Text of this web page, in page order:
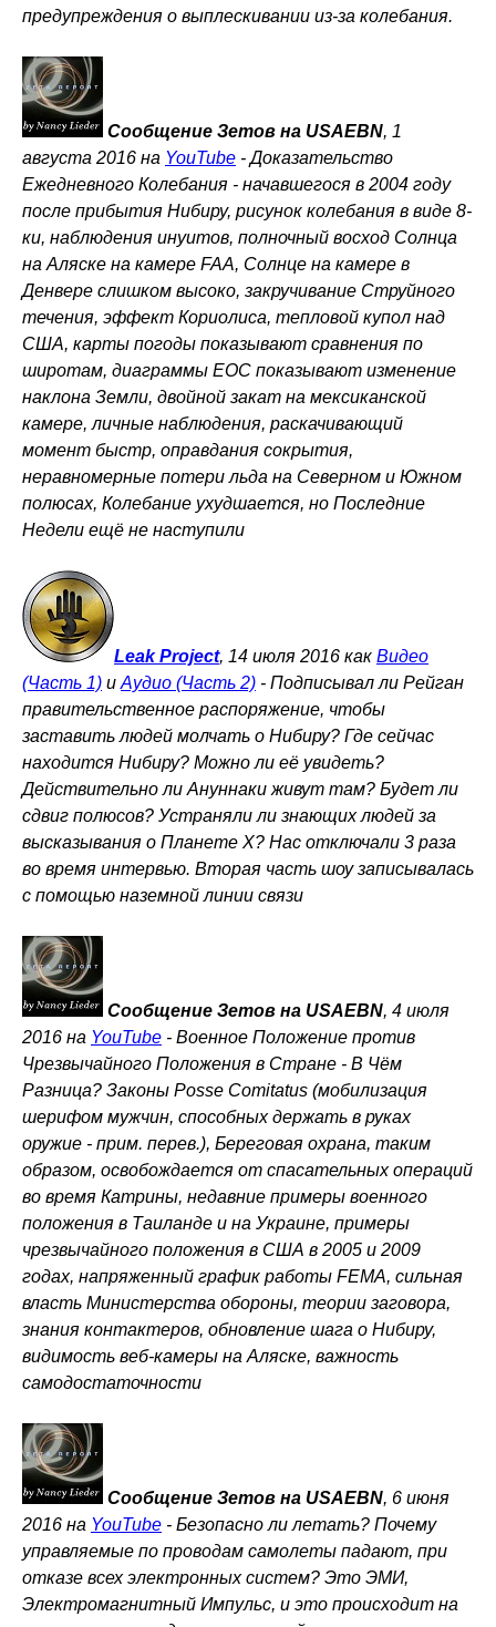
предупреждения о выплескивании из-за колебания.
Сообщение Зетов на USAEBN, 1
августа 2016 на YouTube -Доказательство
Ежедневного Колебания - начавшегося в 2004 году
после прибытия Нибиру, рисунок колебания в виде 8-
ки, наблюдения инуитов, полночный восход Солнца
на Аляске на камере FAA, Солнце на камере в
Денвере слишком высоко, закручивание Струйного
течения, эффект Кориолиса, тепловой купол над
США, карты погоды показывают сравнения по
широтам, диаграммы EOC показывают изменение
наклона Земли, двойной закат на мексиканской
камере, личные наблюдения, раскачивающий
момент быстр, оправдания сокрытия,
неравномерные потери льда на Северном и Южном
полюсах, Колебание ухудшается, но Последние
Недели ещё не наступили
Leak Project, 14 июля 2016 как Видео
(Часть 1) и Аудио (Часть 2) - Подписывал ли Рейган
правительственное распоряжение, чтобы
заставить людей молчать о Нибиру? Где сейчас
находится Нибиру? Можно ли её увидеть?
Действительно ли Ануннаки живут там? Будет ли
сдвиг полюсов? Устраняли ли знающих людей за
высказывания о Планете X? Нас отключали 3 раза
во время интервью. Вторая часть шоу записывалась
с помощью наземной линии связи
Сообщение Зетов на USAEBN, 4 июля
2016 на YouTube - Военное Положение против
Чрезвычайного Положения в Стране - В Чём
Разница? Законы Posse Comitatus (мобилизация
шерифом мужчин, способных держать в руках
оружие - прим. перев.), Береговая охрана, таким
образом, освобождается от спасательных операций
во время Катрины, недавние примеры военного
положения в Таиланде и на Украине, примеры
чрезвычайного положения в США в 2005 и 2009
годах, напряженный график работы FEMA, сильная
власть Министерства обороны, теории заговора,
знания контактеров, обновление шага о Нибиру,
видимость веб-камеры на Аляске, важность
самодостаточности
Сообщение Зетов на USAEBN, 6 июня
2016 на YouTube - Безопасно ли летать? Почему
управляемые по проводам самолеты падают, при
отказе всех электронных систем? Это ЭМИ,
Электромагнитный Импульс, и это происходит на